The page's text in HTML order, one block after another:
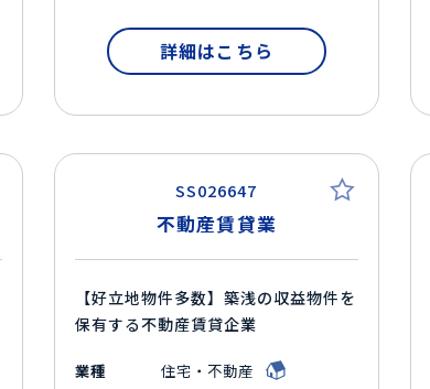
詳細はこちら
SS026647
不動産賃貸業
【好立地物件多数】築浅の収益物件を
保有する不動産賃貸企業
業種
住宅・不動産